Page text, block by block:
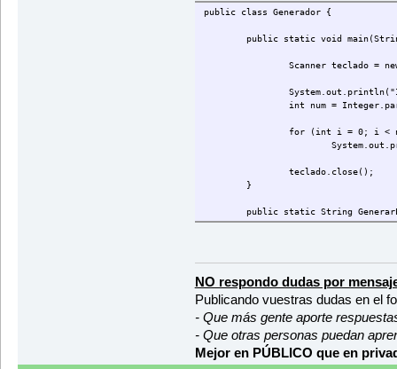
public class Generador {
public static void
Scanner teclado =
int num =
for (int i = 0; i <
teclado.close();
}
public static String
//La variable
int longitud =
//Generamos palabra
for (int i=0;
int
//para
palabra =
NO respondo dudas por
Publicando vuestras dudas en el
- Que más gente aporte
- Que otras personas puedan
Mejor en PÚBLICO que en